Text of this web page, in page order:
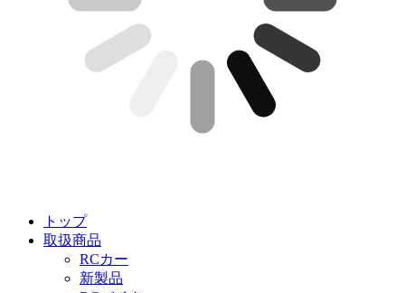
トップ
取扱商品
RCカー
新製品